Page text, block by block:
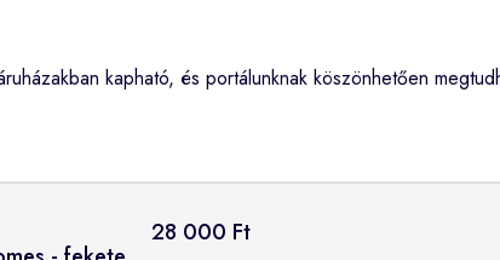
kapható, és portálunknak köszönhetően
28 000 Ft